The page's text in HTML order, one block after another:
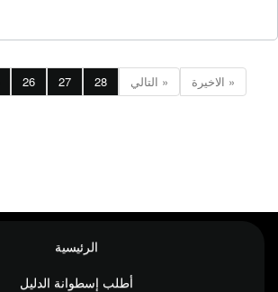
26 27 28 التالي » الاخيرة »
الرئيسية
أطلب إسطوانة الدليل